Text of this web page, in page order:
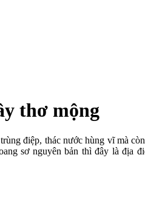
thơ mộng
điệp, thác nước hùng vĩ mà
sơ nguyên bản thì đây là địa